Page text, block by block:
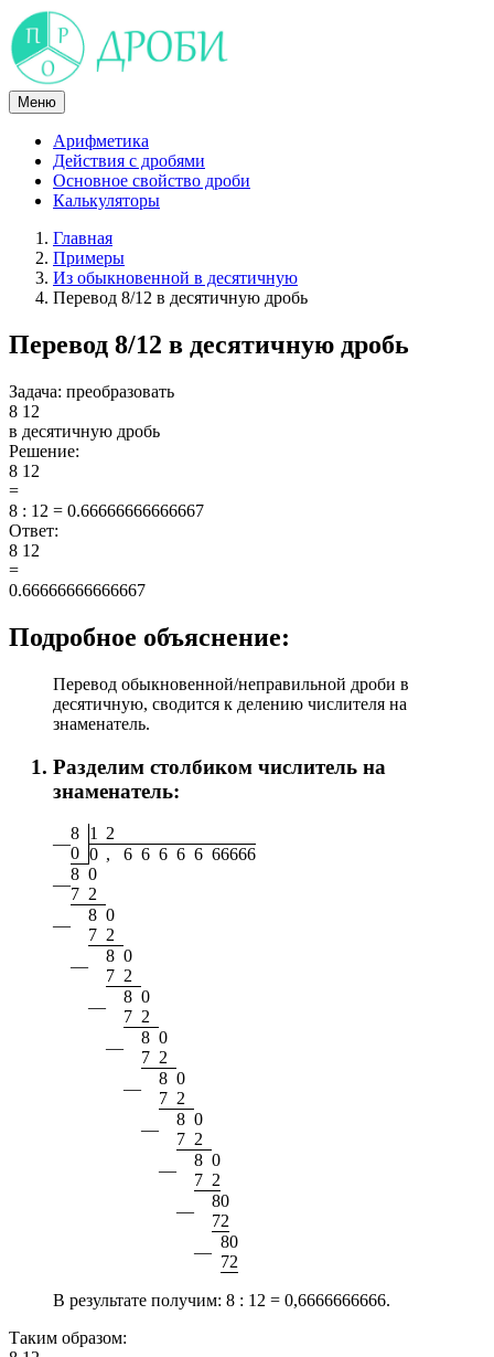
Skip
to
content
Меню
Арифметика
Действия с дробями
Основное свойство дроби
Калькуляторы
Главная
Примеры
Из обыкновенной в десятичную
Перевод 8/12 в десятичную дробь
Перевод 8/12 в десятичную дробь
Задача: преобразовать
8 12
в десятичную дробь
Решение:
8 12
=
8 : 12 = 0.66666666666667
Ответ:
8 12
=
0.66666666666667
Подробное объяснение:
Перевод обыкновенной/неправильной дроби в
десятичную, сводится к делению числителя на
знаменатель.
Разделим столбиком числитель на
знаменатель:
—
8 1
2
0 0 , 6 6 6 6 6 66666
—
8 0
7 2
—
8 0
7 2
—
8 0
7 2
—
8 0
7 2
—
8 0
7 2
—
8 0
7 2
—
8 0
7 2
—
8 0
7 2
—
80
72
—
80
72
В результате получим: 8 : 12 = 0,6666666666.
Таким образом: